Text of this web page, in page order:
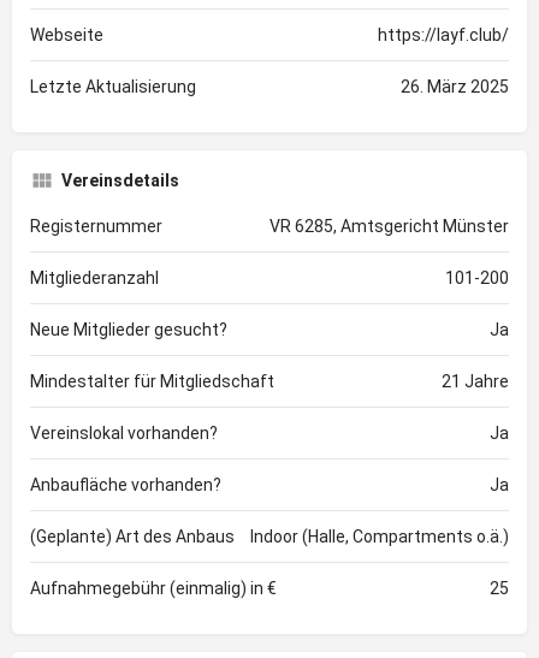
Webseite https://layf.club/
Letzte Aktualisierung 26. März 2025
Vereinsdetails
Registernummer VR 6285, Amtsgericht Münster
Mitgliederanzahl 101-200
Neue Mitglieder gesucht? Ja
Mindestalter für Mitgliedschaft 21 Jahre
Vereinslokal vorhanden? Ja
Anbaufläche vorhanden? Ja
(Geplante) Art des Anbaus Indoor (Halle, Compartments o.ä.)
Aufnahmegebühr (einmalig) in € 25